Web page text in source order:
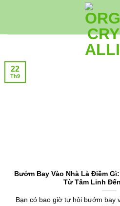
Bướm Bay Vào Nhà Là Điềm
Từ Tâm Linh
Bạn có bao giờ tự hỏi bướm bay
22
Th9